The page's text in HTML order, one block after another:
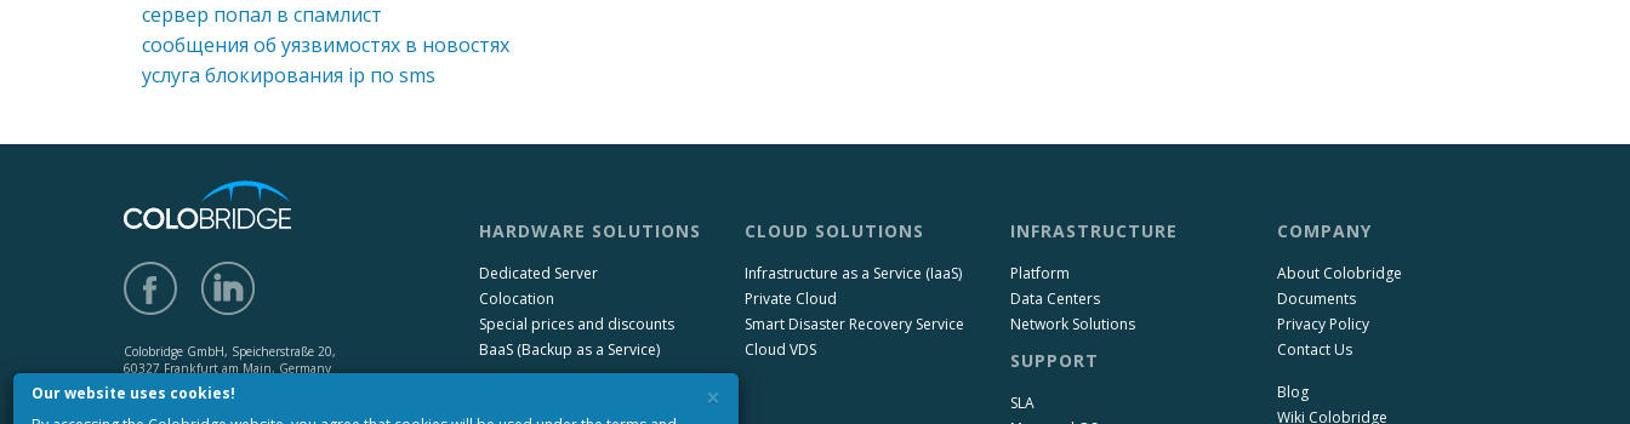
сервер попал в спамлист
сообщения об уязвимостях в новостях
услуга блокирования ip по sms
Colobridge GmbH, Speicherstraße 20,
60327 Frankfurt am Main, Germany
Handelsregister: Amtsgericht
Frankfurt am Main HRB 142650,
HARDWARE SOLUTIONS
Dedicated Server
Colocation
Special prices and discounts
BaaS (Backup as a Service)
CLOUD SOLUTIONS
Infrastructure as a Service (IaaS)
Private Cloud
Smart Disaster Recovery Service
Cloud VDS
INFRASTRUCTURE
Platform
Data Centers
Network Solutions
SUPPORT
SLA
COMPANY
About Colobridge
Documents
Privacy Policy
Contact Us
Blog
Wiki Colobridge
×
Our website uses cookies!